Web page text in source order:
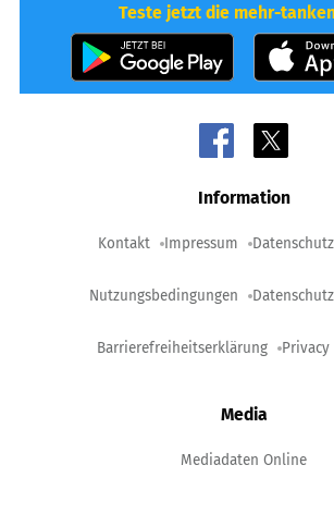
Teste jetzt die mehr-
Information
Kontakt Impressum Datenschutz
Nutzungsbedingungen
Barrierefreiheitserklärung Privacy
Media
Mediadaten Online